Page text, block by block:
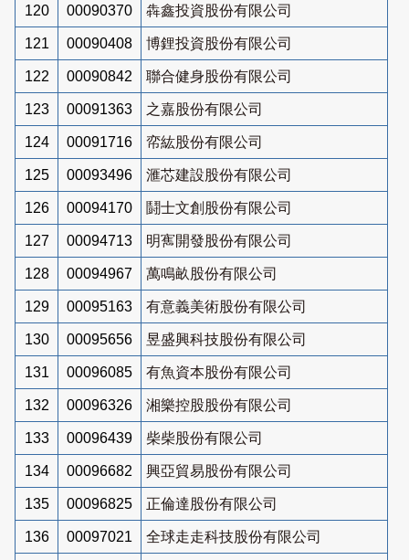
120 00090370 犇鑫投資股份有限公司
121 00090408 博鋰投資股份有限公司
122 00090842 聯合健身股份有限公司
123 00091363 之嘉股份有限公司
124 00091716 帟紘股份有限公司
125 00093496 滙芯建設股份有限公司
126 00094170 鬪士文創股份有限公司
127 00094713 明寯開發股份有限公司
128 00094967 萬鳴畝股份有限公司
129 00095163 有意義美術股份有限公司
130 00095656 昱盛興科技股份有限公司
131 00096085 有魚資本股份有限公司
132 00096326 湘樂控股股份有限公司
133 00096439 柴柴股份有限公司
134 00096682 興亞貿易股份有限公司
135 00096825 正倫達股份有限公司
136 00097021 全球走走科技股份有限公司